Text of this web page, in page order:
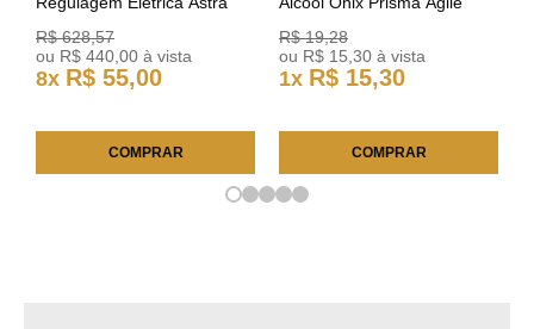
R$ 628,57
ou R$ 440 00 à vista
8x R$ 55,00
COMPRAR
25FC0225 ACDelco
R$ 19,28
ou R$ 15 30 à vista
1x R$ 15,30
COMPRAR